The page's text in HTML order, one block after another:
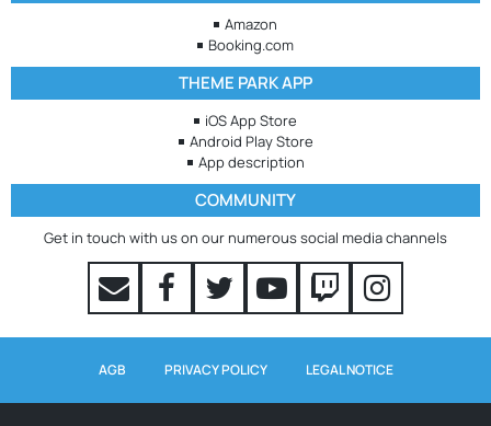
Amazon
Booking.com
THEME PARK APP
iOS App Store
Android Play Store
App description
COMMUNITY
Get in touch with us on our numerous social media channels
AGB PRIVACY POLICY LEGAL NOTICE